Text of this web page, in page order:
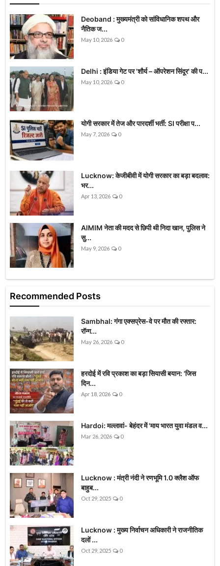
Deoband : मुख्यमंत्री को सांविधानिक शपथ और
नैतिक ज...
May 10, 2026 0
Delhi : इंडिया गेट पर 'शौर्य – ऑपरेशन सिंदूर' की प...
May 10, 2026 0
योगी सरकार में तेज और पारदर्शी भर्ती: SI परीक्षा प...
May 7, 2026 0
Lucknow: केजीबीवी में योगी सरकार का बड़ा बदलाव:
भर...
Apr 13, 2026 0
AIMIM नेता की मदद से छिपी थी निदा खान, पुलिस ने
सु...
May 9, 2026 0
Recommended Posts
Sambhal: गंगा एक्सप्रेस-वे पर मौत की रफ्तार:
रॉन्ग...
May 26, 2026 0
हरदोई में रवि प्रकाश का बड़ा सियासी बयान: 'जिस
दिन...
Apr 18, 2026 0
Hardoi: मल्लावां- बेहंदर में 'माय भारत युवा मंडल व...
Mar 26, 2026 0
Lucknow : मंत्री नंदी ने रणभूमि 1.0 क्लैश ऑफ
बाहुब...
Oct 29, 2025 0
Lucknow : मुख्य निर्वाचन अधिकारी ने राजनीतिक
दलों ...
Oct 29, 2025 0